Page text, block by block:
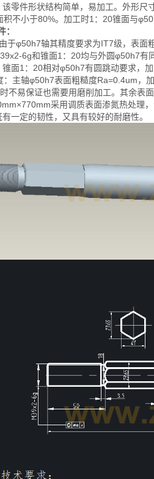
该零件形状结构简单，易加工。外形
积不小于80%。加工时1：20锥面与
：
于φ50h7轴其精度要求为IT7级，表面
6g和锥面1：20均与外圆φ50h7有
面1：20相对φ50h7有圆跳动要求，加
：主轴φ50h7表面粗糙度Ra=0.4um，
不易保证也需要用磨削加工。其余表
mm×770mm采用调质表面渗氮热处理，
一定的韧性，又具有较好的耐磨性。